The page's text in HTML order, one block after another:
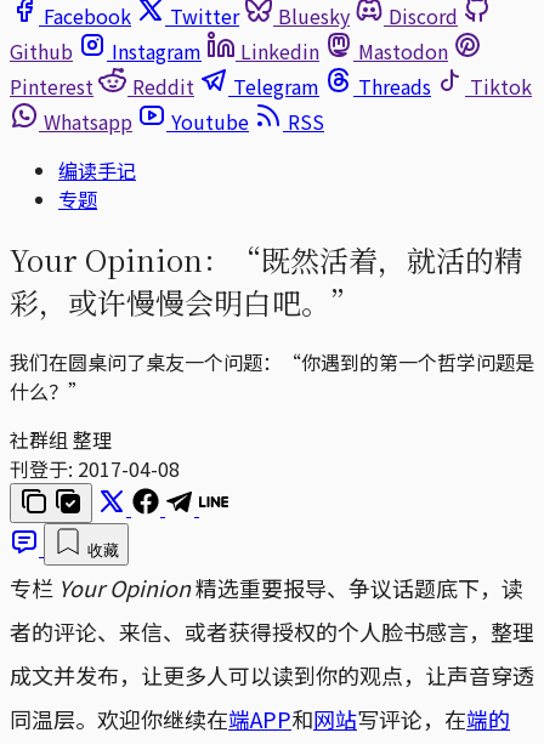
Facebook
Twitter Bluesky
Discord
Github
Instagram Linkedin
Mastodon
Pinterest
Reddit Telegram Threads
Tiktok
Whatsapp
Youtube
RSS
编读手记
专题
Your Opinion：“既然活着，就活的精
彩，或许慢慢会明白吧。”
我们在圆桌问了桌友一个问题：“你遇到的第一个哲学问题是
什么？”
社群组 整理
刊登于: 2017-04-08
收藏
专栏 Your Opinion精选重要报导、争议话题底下，读
者的评论、来信、或者获得授权的个人脸书感言，整理
成文并发布，让更多人可以读到你的观点，让声音穿透
同温层。欢迎你继续在端APP和网站写评论，在端的